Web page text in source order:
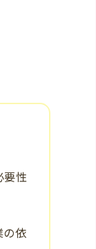
要性
の依